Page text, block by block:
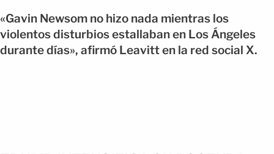
«Gavin Newsom no hizo nada mientras los
violentos disturbios estallaban en Los Ángeles
durante días», afirmó Leavitt en la red social X.